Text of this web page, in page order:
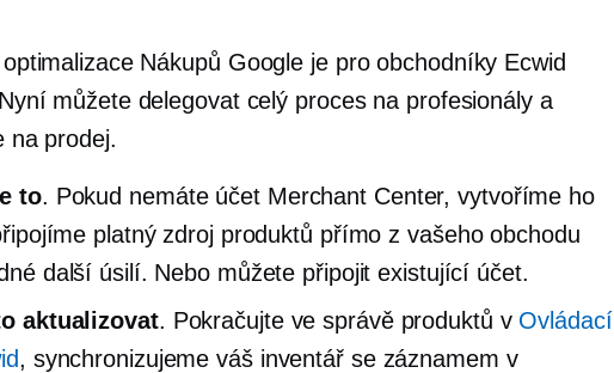
Nákupů Google je pro obchodníky Ecwid
můžete delegovat celý proces na profesionály a
na prodej.
to. Pokud nemáte účet Merchant Center, vytvoříme ho
platný zdroj produktů přímo z vašeho obchodu
další úsilí. Nebo můžete připojit existující účet.
aktualizovat. Pokračujte ve správě produktů v Ovládací
, synchronizujeme váš inventář se záznamem v